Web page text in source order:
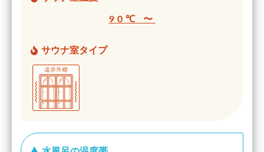
90℃ 〜
サウナ室タイプ